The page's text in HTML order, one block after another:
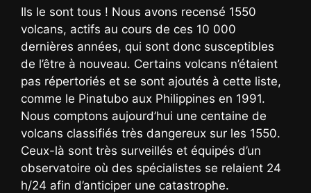
Ils le sont tous ! Nous avons recensé 1550
volcans, actifs au cours de ces 10 000
dernières années, qui sont donc susceptibles
de l’être à nouveau. Certains volcans n’étaient
pas répertoriés et se sont ajoutés à cette liste,
comme le Pinatubo aux Philippines en 1991.
Nous comptons aujourd’hui une centaine de
volcans classifiés très dangereux sur les 1550.
Ceux-là sont très surveillés et équipés d’un
observatoire où des spécialistes se relaient 24
h/24 afin d’anticiper une catastrophe.